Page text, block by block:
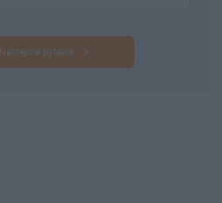
Następne pytanie